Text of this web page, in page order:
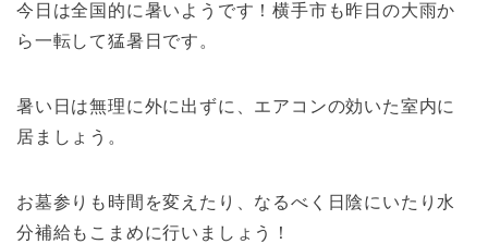
今日は全国的に暑いようです！横手市も昨日の大雨か
ら一転して猛暑日です。
暑い日は無理に外に出ずに、 エアコンの効いた室内に
居ましょう。
お墓参りも時間を変えたり、なるべく日陰にいたり水
分補給もこまめに行いましょう！